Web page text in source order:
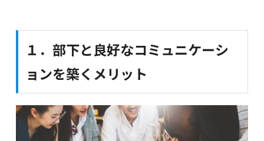
１．部下と良好なコミュニケーシ
ョンを築くメリット